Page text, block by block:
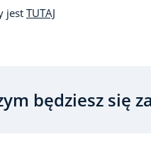
jest TUTAJ
będziesz się